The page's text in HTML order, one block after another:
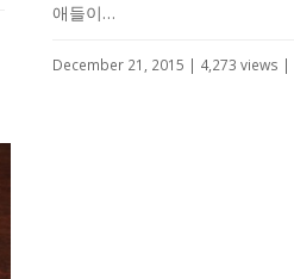
애들이…
December 21, 2015 | 4,273 views |